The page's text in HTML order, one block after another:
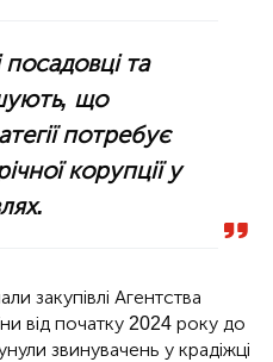
та
що
потребує
корупції у
закупівлі Агентства
від початку 2024 року до
звинувачень у крадіжці